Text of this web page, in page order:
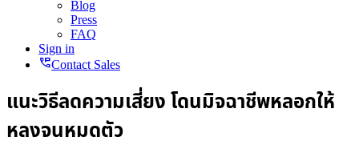
Blog
Press
FAQ
Sign in
perm_phone_msgContact Sales
แนะวิธีลดความเสี่ยง โดนมิจฉาชีพหลอกให้
หลงจนหมดตัว